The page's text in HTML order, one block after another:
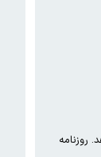
پیام‌رسان انجام می‌دهد. روزنامه